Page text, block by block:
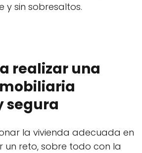
y sin sobresaltos.
realizar una
segura
la vivienda adecuada en
un reto, sobre todo con la